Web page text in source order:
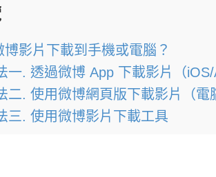
博影片下載到手機或電腦？
一. 透過微博 App 下載影片（iOS/
二. 使用微博網頁版下載影片（電
三. 使用微博影片下載工具